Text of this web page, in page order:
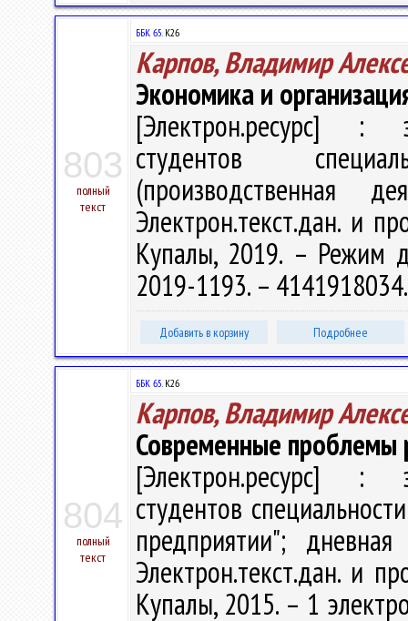
803
полный
текст
ББК 65.К26
Карпов, Владимир
Экономика и
[Электрон.ресурс] :
студентов
Электрон.текст.дан. и
Купалы, 2019. – Режим
2019-1193. –
Добавить в корзину Подробнее
804
полный
текст
ББК 65.К26
Карпов, Владимир
Современные проблемы
[Электрон.ресурс] :
студентов
предприятии";
Электрон.текст.дан. и
Купалы, 2015. – 1